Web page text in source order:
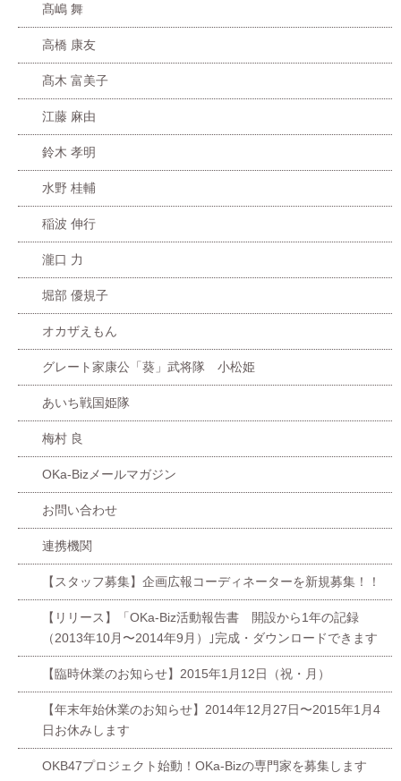
髙嶋 舞
高橋 康友
髙木 富美子
江藤 麻由
鈴木 孝明
水野 桂輔
稲波 伸行
瀧口 力
堀部 優規子
オカザえもん
グレート家康公「葵」武将隊 小松姫
あいち戦国姫隊
梅村 良
OKa-Bizメールマガジン
お問い合わせ
連携機関
【スタッフ募集】企画広報コーディネーターを新規募集！！
【リリース】「OKa-Biz活動報告書 開設から1年の記録
（2013年10月〜2014年9月）｣完成・ダウンロードできます
【臨時休業のお知らせ】2015年1月12日（祝・月）
【年末年始休業のお知らせ】2014年12月27日〜2015年1月4
日お休みします
OKB47プロジェクト始動！OKa-Bizの専門家を募集します